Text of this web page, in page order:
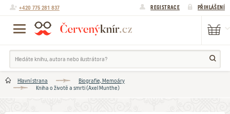
+420 775 281 837 REGISTRACE PŘIHLÁŠENÍ
Hlavní strana
Biografie, Memoáry
Kniha o životě a smrti (Axel Munthe)